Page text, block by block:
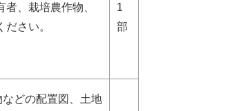
、栽培農作物、
さい。
1
部
どの配置図、土地